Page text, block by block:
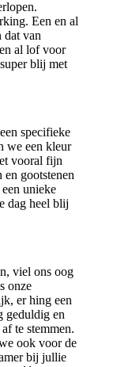
Een en al
dat van
al lof voor
blij met
specifieke
we een kleur
vooral fijn
en gootstenen
unieke
dag heel blij
viel ons oog
onze
er hing een
geduldig en
te stemmen.
ook voor de
bij jullie